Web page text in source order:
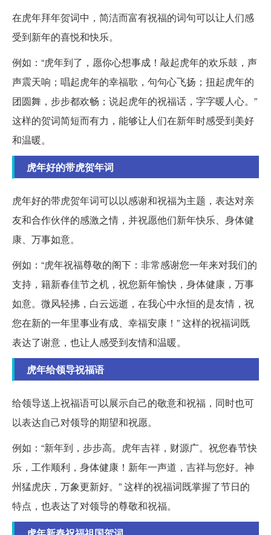
在虎年拜年贺词中，简洁而富有祝福的词句可以让人们感
受到新年的喜悦和快乐。
例如：“虎年到了，愿你心想事成！敲起虎年的欢乐鼓，声
声震天响；唱起虎年的幸福歌，句句心飞扬；扭起虎年的
团圆舞，步步都欢畅；说起虎年的祝福话，字字暖人心。”
这样的贺词简短而有力，能够让人们在新年时感受到美好
和温暖。
虎年好的带虎贺年词
虎年好的带虎贺年词可以以感谢和祝福为主题，表达对亲
友和合作伙伴的感激之情，并祝愿他们新年快乐、身体健
康、万事如意。
例如：“虎年祝福尊敬的阁下：非常感谢您一年来对我们的
支持，籍新春佳节之机，祝您新年愉快，身体健康，万事
如意。微风轻拂，白云远逝，在我心中永恒的是友情，祝
您在新的一年里事业有成、幸福安康！” 这样的祝福词既
表达了谢意，也让人感受到友情和温暖。
虎年给领导祝福语
给领导送上祝福语可以展示自己的敬意和祝福，同时也可
以表达自己对领导的期望和祝愿。
例如：“新年到，步步高。虎年吉祥，财源广。祝您春节快
乐，工作顺利，身体健康！新年一声道，吉祥与您好。神
州猛虎庆，万象更新好。” 这样的祝福词既掌握了节日的
特点，也表达了对领导的尊敬和祝福。